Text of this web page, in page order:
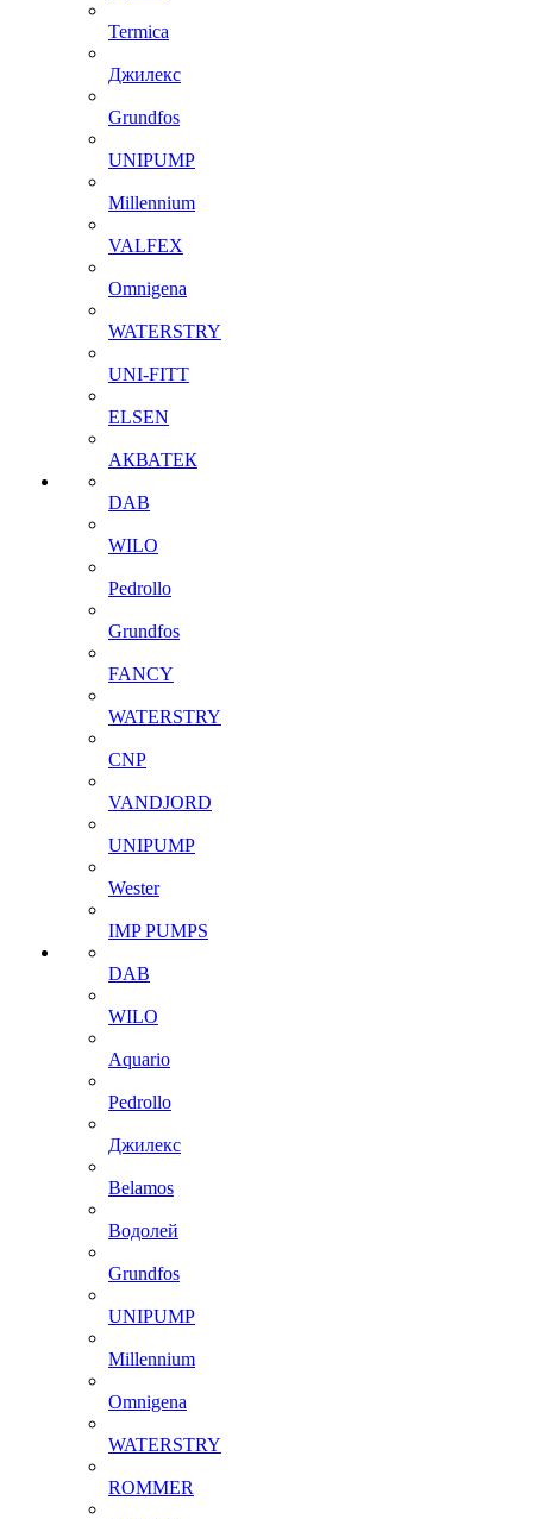
Termica
Джилекс
Grundfos
UNIPUMP
Millennium
VALFEX
Omnigena
WATERSTRY
UNI-FITT
ELSEN
АКВАТЕК
DAB
WILO
Pedrollo
Grundfos
FANCY
WATERSTRY
CNP
VANDJORD
UNIPUMP
Wester
IMP PUMPS
DAB
WILO
Aquario
Pedrollo
Джилекс
Belamos
Водолей
Grundfos
UNIPUMP
Millennium
Omnigena
WATERSTRY
ROMMER